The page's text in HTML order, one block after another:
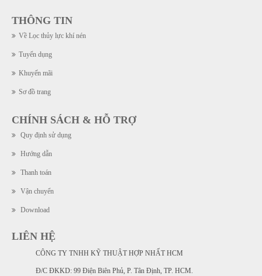
THÔNG TIN
Về Lọc thủy lực khí nén
Tuyển dụng
Khuyến mãi
Sơ đồ trang
CHÍNH SÁCH & HỖ TRỢ
Quy định sử dụng
Hướng dẫn
Thanh toán
Vận chuyển
Download
LIÊN HỆ
CÔNG TY TNHH KỸ THUẬT HỢP NHẤT HCM
Đ/C ĐKKD: 99 Điện Biên Phủ, P. Tân Định, TP. HCM.